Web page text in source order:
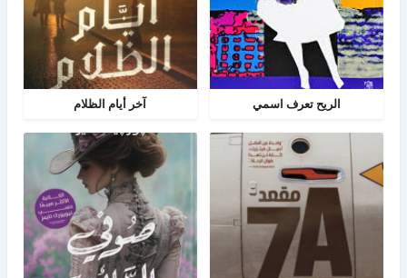
الريح تعرف اسمي آخر أيام الظلام